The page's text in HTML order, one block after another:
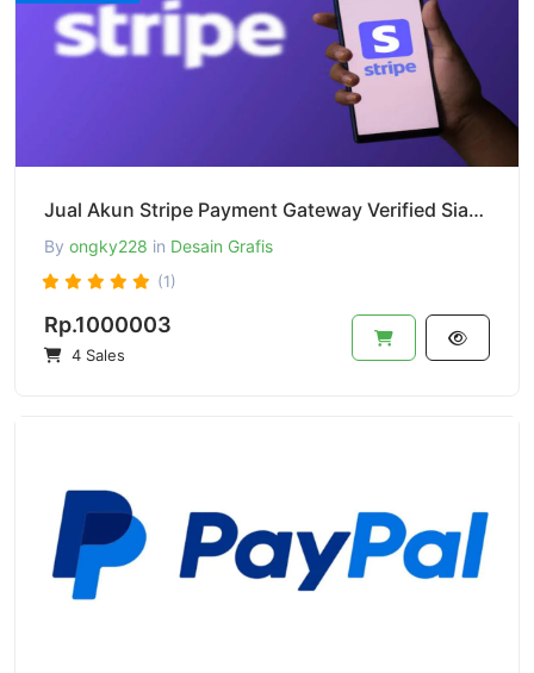
Jual Akun Stripe Payment Gateway Verified Siap Pakai
By ongky228 in Desain Grafis
(1)
Rp.1000003
4 Sales